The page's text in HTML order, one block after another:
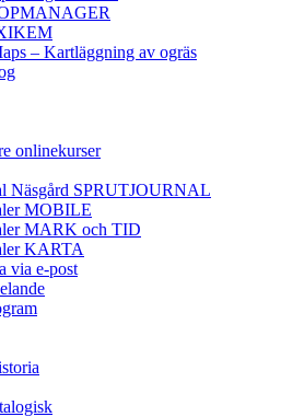
– Kartläggning av ogräs
onlinekurser
Näsgård SPRUTJOURNAL
MOBILE
MARK och TID
KARTA
via e-post